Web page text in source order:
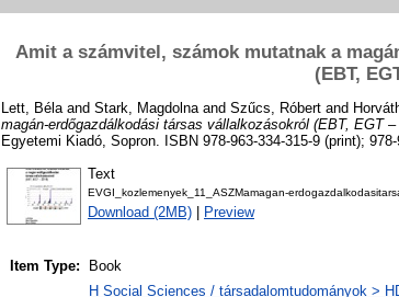
Amit a számvitel, számok mutatnak a
(EBT,
Lett, Béla and Stark, Magdolna and Szűcs, Róbert and
magán-erdőgazdálkodási társas vállalkozásokról (EBT, EGT –
Egyetemi Kiadó, Sopron. ISBN 978-963-334-315-9 (print);
Text
EVGI_kozlemenyek_11_ASZMamagan-
Download (2MB) Preview
Item Type: Book
H Social Sciences / társadalomtudományok >